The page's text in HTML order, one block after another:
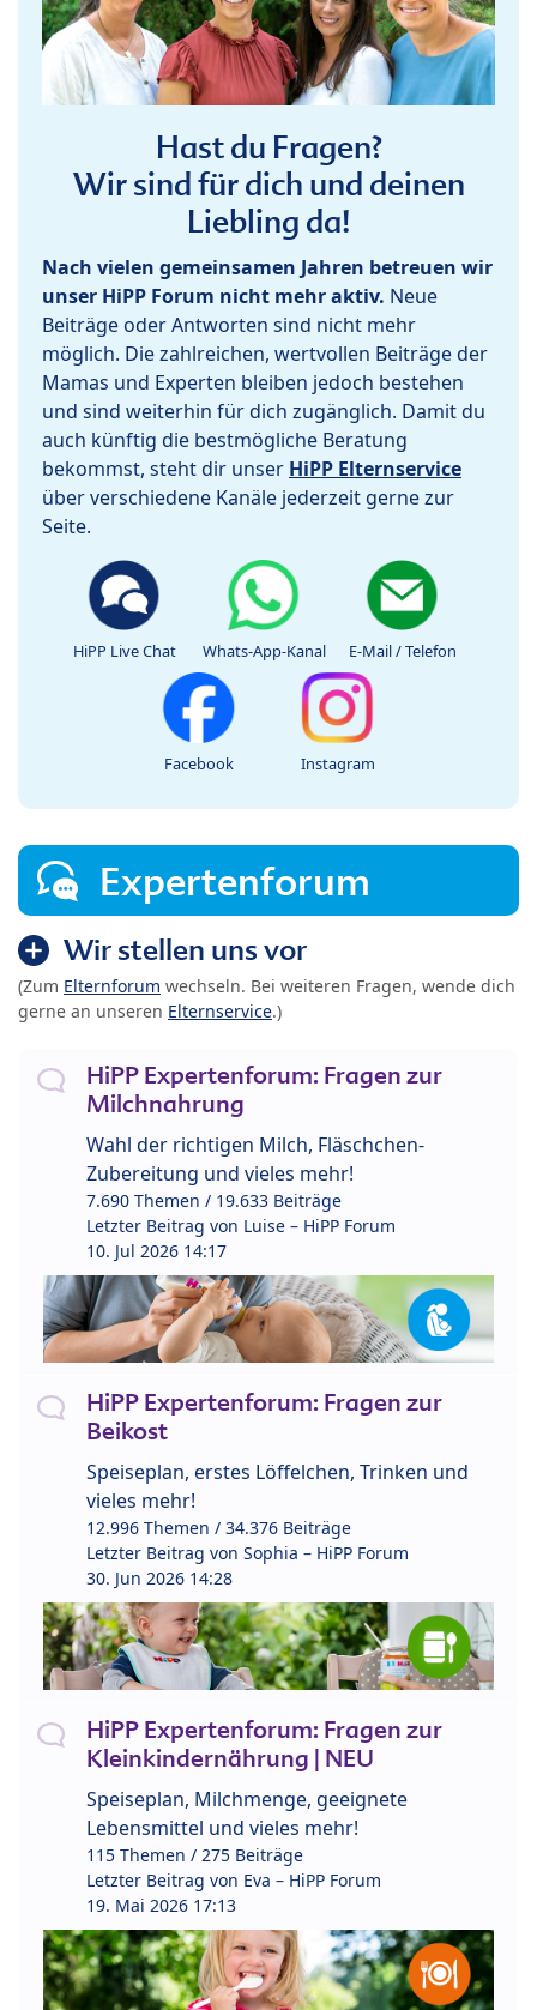
Hast du Fragen?
Wir sind für dich und deinen
Liebling da!
Nach vielen gemeinsamen Jahren betreuen wir
unser HiPP Forum nicht mehr aktiv. Neue
Beiträge oder Antworten sind nicht mehr
möglich. Die zahlreichen, wertvollen Beiträge der
Mamas und Experten bleiben jedoch bestehen
und sind weiterhin für dich zugänglich. Damit du
auch künftig die bestmögliche Beratung
bekommst, steht dir unser HiPP Elternservice
über verschiedene Kanäle jederzeit gerne zur
Seite.
HiPP Live Chat Whats-App-Kanal E-Mail / Telefon
Facebook Instagram
Expertenforum
Wir stellen uns vor
(Zum Elternforum wechseln. Bei weiteren Fragen, wende dich
gerne an unseren Elternservice.)
HiPP Expertenforum: Fragen zur
Milchnahrung
Wahl der richtigen Milch, Fläschchen-
Zubereitung und vieles mehr!
7.690 Themen / 19.633 Beiträge
Letzter Beitrag von Luise – HiPP Forum
10. Jul 2026 14:17
HiPP Expertenforum: Fragen zur
Beikost
Speiseplan, erstes Löffelchen, Trinken und
vieles mehr!
12.996 Themen / 34.376 Beiträge
Letzter Beitrag von Sophia – HiPP Forum
30. Jun 2026 14:28
HiPP Expertenforum: Fragen zur
Kleinkindernährung | NEU
Speiseplan, Milchmenge, geeignete
Lebensmittel und vieles mehr!
115 Themen / 275 Beiträge
Letzter Beitrag von Eva – HiPP Forum
19. Mai 2026 17:13